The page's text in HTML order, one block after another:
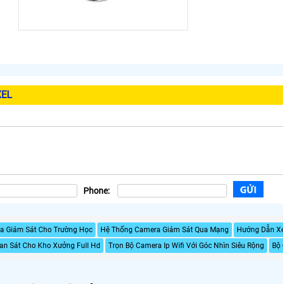
Phone:
Giám Sát Cho Trường Học Hệ Thống Camera Giám Sát Qua Mạng Hướng Dẫn
Sát Cho Kho Xưởng Full Hd Trọn Bộ Camera Ip Wifi Với Góc Nhìn Siêu Rộng